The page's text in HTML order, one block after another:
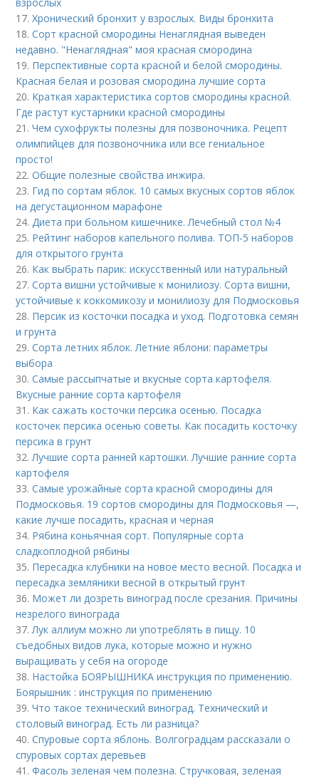
17.Хронический бронхит у взрослых. Виды бронхита
18.Сорт красной смородины Ненаглядная выведен
недавно. "Ненаглядная" моя красная смородина
19. Перспективные сорта красной и белой смородины.
Красная белая и розовая смородина лучшие сорта
20. Краткая характеристика сортов смородины красной.
Где растут кустарники красной смородины
21.Чем сухофрукты полезны для позвоночника. Рецепт
олимпийцев для позвоночника или все гениальное
просто!
22.Общие полезные свойства инжира.
23. Гид по сортам яблок. 10 самых вкусных сортов яблок
на дегустационном марафоне
24.Диета при больном кишечнике. Лечебный стол №4
25. Рейтинг наборов капельного полива. ТОП-5 наборов
для открытого грунта
26. Как выбрать парик: искусственный или натуральный
27.Сорта вишни устойчивые к монилиозу. Сорта вишни,
устойчивые к коккомикозу и монилиозу для Подмосковья
28. Персик из косточки посадка и уход. Подготовка семян
и грунта
29.Сорта летних яблок. Летние яблони: параметры
выбора
30.Самые рассыпчатые и вкусные сорта картофеля.
Вкусные ранние сорта картофеля
31. Как сажать косточки персика осенью. Посадка
косточек персика осенью советы. Как посадить косточку
персика в грунт
32.Лучшие сорта ранней картошки. Лучшие ранние сорта
картофеля
33.Самые урожайные сорта красной смородины для
Подмосковья. 19 сортов смородины для Подмосковья —,
какие лучше посадить, красная и черная
34. Рябина коньячная сорт. Популярные сорта
сладкоплодной рябины
35. Пересадка клубники на новое место весной. Посадка и
пересадка земляники весной в открытый грунт
36. Может ли дозреть виноград после срезания. Причины
незрелого винограда
37.Лук аллиум можно ли употреблять в пищу. 10
съедобных видов лука, которые можно и нужно
выращивать у себя на огороде
38. Настойка БОЯРЫШНИКА инструкция по применению.
Боярышник : инструкция по применению
39.Что такое технический виноград. Технический и
столовый виноград. Есть ли разница?
40.Спуровые сорта яблонь. Волгоградцам рассказали о
спуровых сортах деревьев
41.Фасоль зеленая чем полезна. Стручковая, зеленая